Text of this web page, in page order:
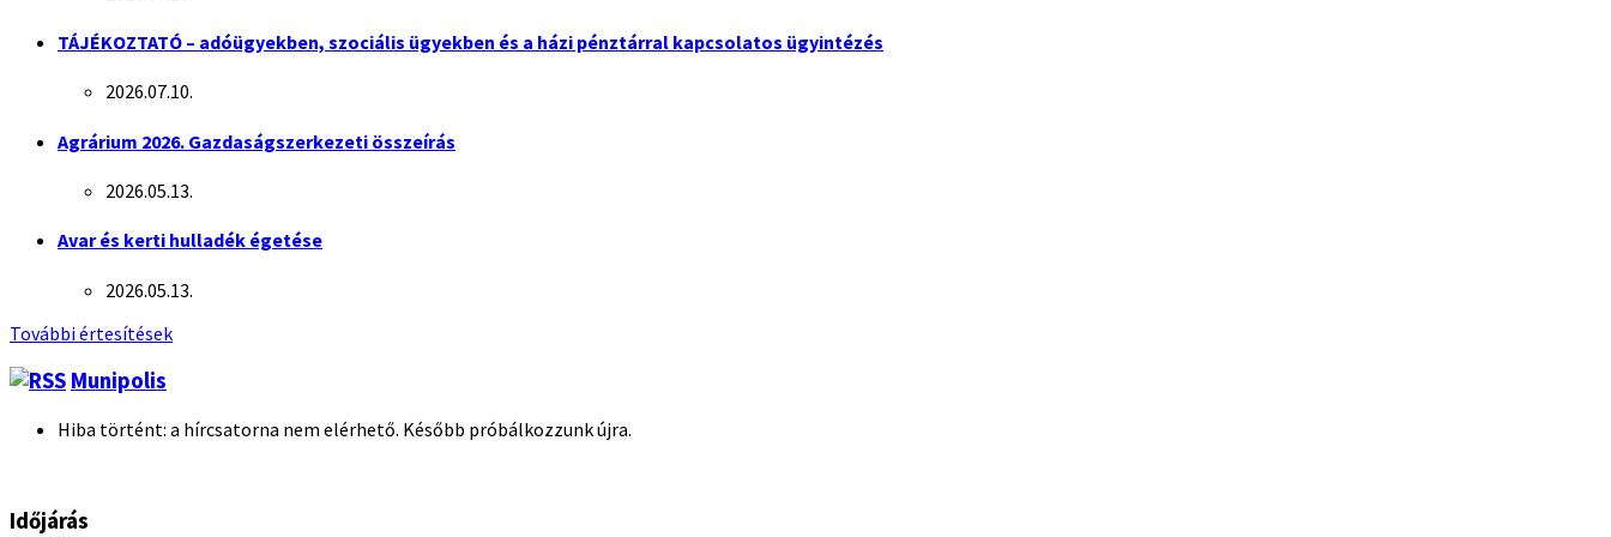
TÁJÉKOZTATÓ – adóügyekben, szociális ügyekben és a házi pénztárral kapcsolatos ügyintézés
2026.07.10.
Agrárium 2026. Gazdaságszerkezeti összeírás
2026.05.13.
Avar és kerti hulladék égetése
2026.05.13.
További értesítések
Munipolis
Hiba történt: a hírcsatorna nem elérhető. Később próbálkozzunk újra.
Időjárás